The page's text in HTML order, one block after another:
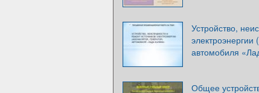
Устройство,
электроэнергии
автомобиля
Общее